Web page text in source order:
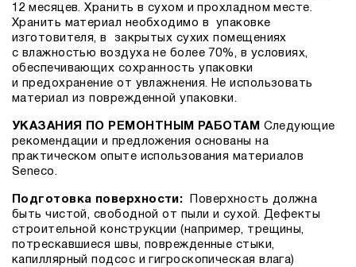
12 месяцев. Хранить в сухом и прохладном месте.
Хранить материал необходимо в упаковке
изготовителя, в закрытых сухих помещениях
с влажностью воздуха не более 70%, в условиях,
обеспечивающих сохранность упаковки
и предохранение от увлажнения. Не использовать
материал из поврежденной упаковки.
УКАЗАНИЯ ПО РЕМОНТНЫМ РАБОТАМ Следующие
рекомендации и предложения основаны на
практическом опыте использования материалов
Seneco.
Подготовка поверхности:
Поверхность должна
быть чистой, свободной от пыли и сухой. Дефекты
строительной конструкции (например, трещины,
потрескавшиеся швы, поврежденные стыки,
капиллярный подсос и гигроскопическая влага)